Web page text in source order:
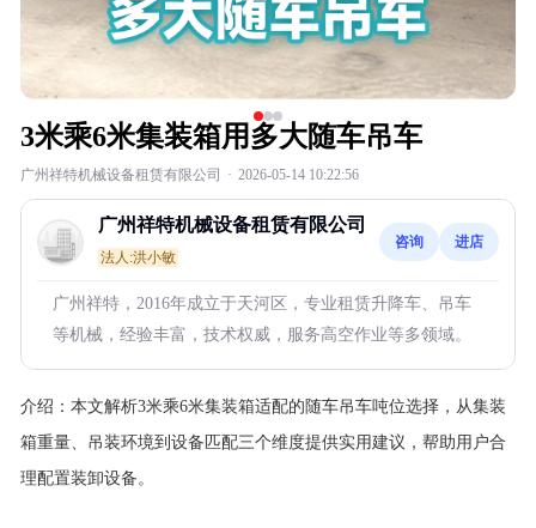
3米乘6米集装箱用多大随车吊车
广州祥特机械设备租赁有限公司 · 2026-05-14 10:22:56
广州祥特机械设备租赁有限公司
法人:洪小敏
咨询 进店
广州祥特，2016年成立于天河区，专业租赁升降车、吊车
等机械，经验丰富，技术权威，服务高空作业等多领域。
介绍： 本文解析3米乘6米集装箱适配的随车吊车吨位选择，从集装
箱重量、吊装环境到设备匹配三个维度提供实用建议，帮助用户合
理配置装卸设备。